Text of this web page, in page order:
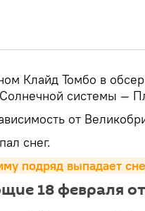
Клайд Томбо в
системы —
от
снег.
подряд выпадает
18 февраля